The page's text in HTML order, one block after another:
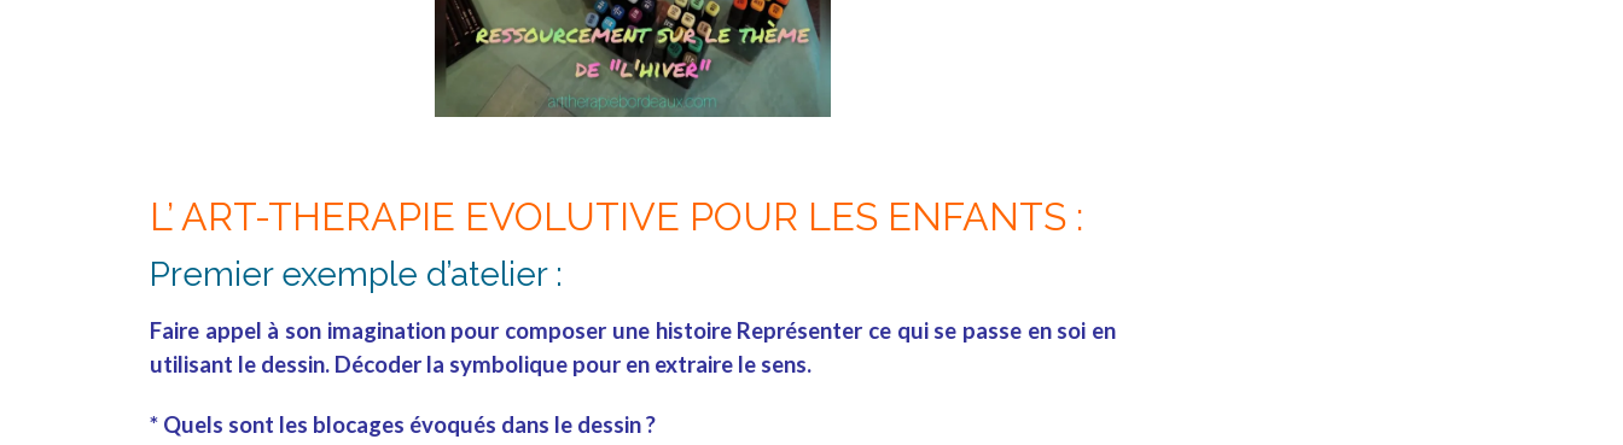
L’ ART-THERAPIE EVOLUTIVE POUR LES ENFANTS :
Premier exemple d’atelier :
Faire appel à son imagination pour composer une histoire Représenter ce qui se passe en soi en
utilisant le dessin. Décoder la symbolique pour en extraire le sens.
* Quels sont les blocages évoqués dans le dessin ?